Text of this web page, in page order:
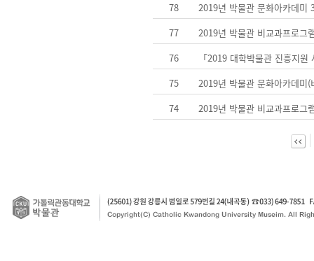
78
2019년 박물관 문화아카데미
77
2019년 박물관 비교과프로그
76
「2019 대학박물관 진흥지
75
2019년 박물관 문화아카데미
74
2019년 박물관 비교과프로그